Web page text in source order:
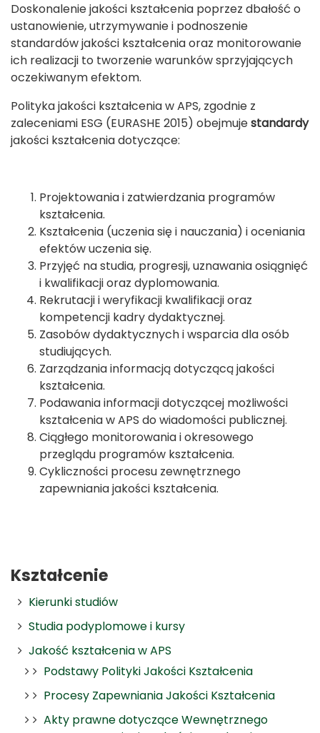
Kształcenie
Kierunki studiów
Studia podyplomowe i kursy
Jakość kształcenia w APS
Podstawy Polityki Jakości Kształcenia
Procesy Zapewniania Jakości Kształcenia
Akty prawne dotyczące Wewnętrznego
Doskonalenie jakości kształcenia poprzez dbałość o
ustanowienie, utrzymywanie i podnoszenie
standardów jakości kształcenia oraz monitorowanie
ich realizacji to tworzenie warunków sprzyjających
oczekiwanym efektom.
Polityka jakości kształcenia w APS, zgodnie z
zaleceniami ESG (EURASHE 2015) obejmujestandardy
jakości kształcenia dotyczące:
Projektowania i zatwierdzania programów
kształcenia.
Kształcenia (uczenia się i nauczania) i oceniania
efektów uczenia się.
Przyjęć na studia, progresji, uznawania osiągnięć
i kwalifikacji oraz dyplomowania.
Rekrutacji i weryfikacji kwalifikacji oraz
kompetencji kadry dydaktycznej.
Zasobów dydaktycznych i wsparcia dla osób
studiujących.
Zarządzania informacją dotyczącą jakości
kształcenia.
Podawania informacji dotyczącej możliwości
kształcenia w APS do wiadomości publicznej.
Ciągłego monitorowania i okresowego
przeglądu programów kształcenia.
Cykliczności procesu zewnętrznego
zapewniania jakości kształcenia.